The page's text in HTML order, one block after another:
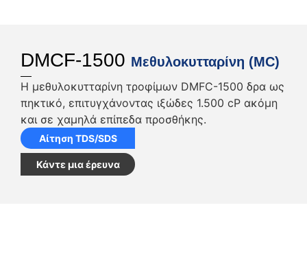
DMCF-1500 Μεθυλοκυτταρίνη (MC)
Η μεθυλοκυτταρίνη τροφίμων DMFC-1500 δρα ως
πηκτικό, επιτυγχάνοντας ιξώδες 1.500 cP ακόμη
και σε χαμηλά επίπεδα προσθήκης.
Αίτηση TDS/SDS
Κάντε μια έρευνα